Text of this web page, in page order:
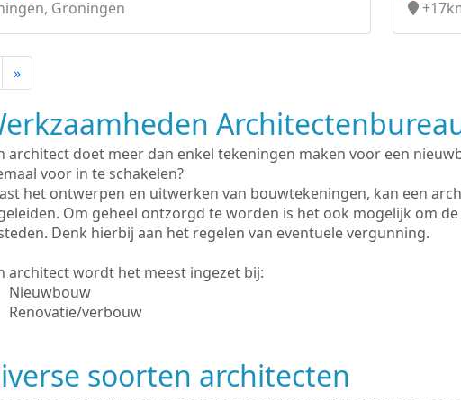
Groningen
»
architect doet meer dan enkel tekeningen maken voor een
voor in te schakelen?
het ontwerpen en uitwerken van bouwtekeningen, kan een
Om geheel ontzorgd te worden is het ook mogelijk om
Denk hierbij aan het regelen van eventuele vergunning.
architect wordt het meest ingezet bij:
Nieuwbouw
Renovatie/verbouw
soorten architecten